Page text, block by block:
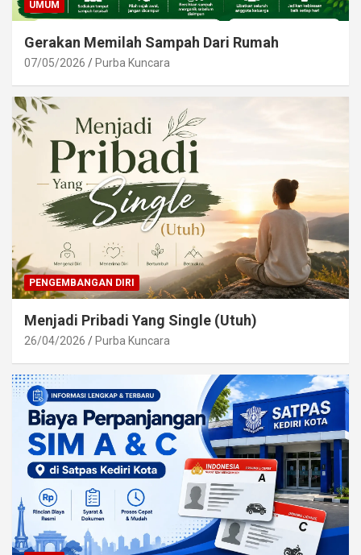
UMUM
Gerakan Memilah Sampah Dari Rumah
07/05/2026 Purba Kuncara
PENGEMBANGAN DIRI
Menjadi Pribadi Yang Single (Utuh)
26/04/2026 Purba Kuncara